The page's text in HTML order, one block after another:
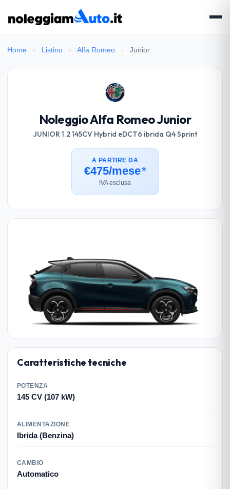
Home › Listino › Alfa Romeo › Junior
Noleggio Alfa Romeo Junior
JUNIOR 1.2 145CV Hybrid eDCT6 ibrida Q4 Sprint
A PARTIRE DA
€475/mese*
IVA esclusa
Caratteristiche tecniche
POTENZA
145 CV (107 kW)
ALIMENTAZIONE
Ibrida (Benzina)
CAMBIO
Automatico